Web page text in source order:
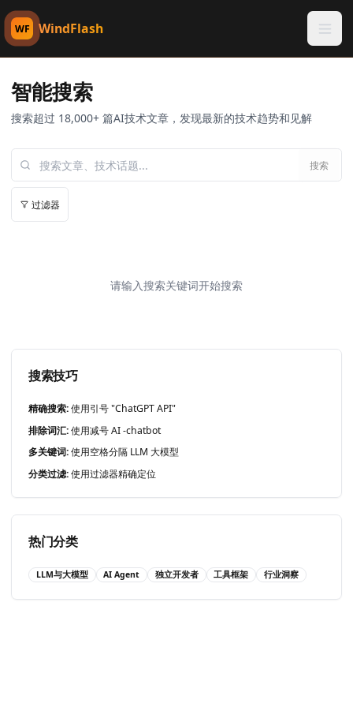
WF WindFlash
智能搜索
搜索超过 18,000+ 篇AI技术文章，发现最新的技术趋势和见解
搜索
过滤器
请输入搜索关键词开始搜索
搜索技巧
精确搜索:使用引号 "ChatGPT API"
排除词汇:使用减号 AI -chatbot
多关键词:使用空格分隔 LLM 大模型
分类过滤:使用过滤器精确定位
热门分类
LLM与大模型 AI Agent 独立开发者 工具框架 行业洞察